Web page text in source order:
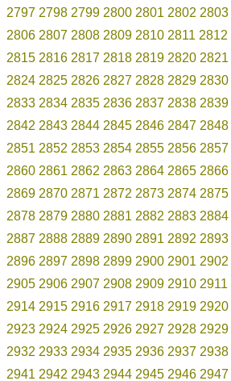
2797 2798 2799 2800 2801 2802 2803
2806 2807 2808 2809 2810 2811 2812
2815 2816 2817 2818 2819 2820 2821
2824 2825 2826 2827 2828 2829 2830
2833 2834 2835 2836 2837 2838 2839
2842 2843 2844 2845 2846 2847 2848
2851 2852 2853 2854 2855 2856 2857
2860 2861 2862 2863 2864 2865 2866
2869 2870 2871 2872 2873 2874 2875
2878 2879 2880 2881 2882 2883 2884
2887 2888 2889 2890 2891 2892 2893
2896 2897 2898 2899 2900 2901 2902
2905 2906 2907 2908 2909 2910 2911
2914 2915 2916 2917 2918 2919 2920
2923 2924 2925 2926 2927 2928 2929
2932 2933 2934 2935 2936 2937 2938
2941 2942 2943 2944 2945 2946 2947